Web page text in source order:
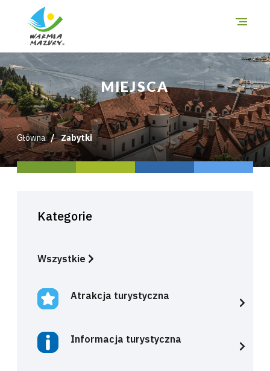
O szlakach
Miejsca
Trasy
i wycieczki
Mapa
MIEJSCA
Główna Zabytki
Kategorie
Wszystkie
Atrakcja turystyczna
Informacja turystyczna